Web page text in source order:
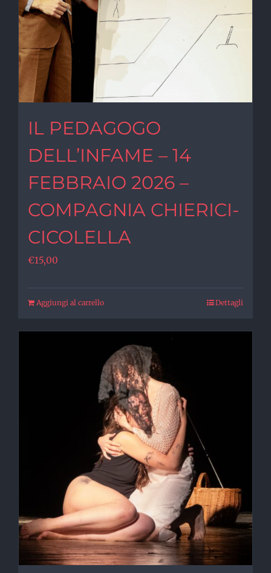
IL PEDAGOGO
DELL’INFAME – 14
FEBBRAIO 2026 –
COMPAGNIA CHIERICI-
CICOLELLA
€15,00
Aggiungi al carrello Dettagli